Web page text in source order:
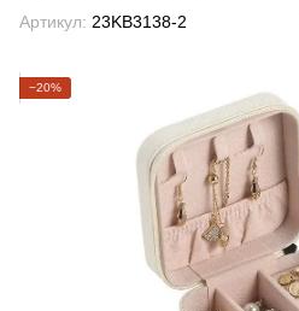
Артикул: 23KB3138-2
−20%